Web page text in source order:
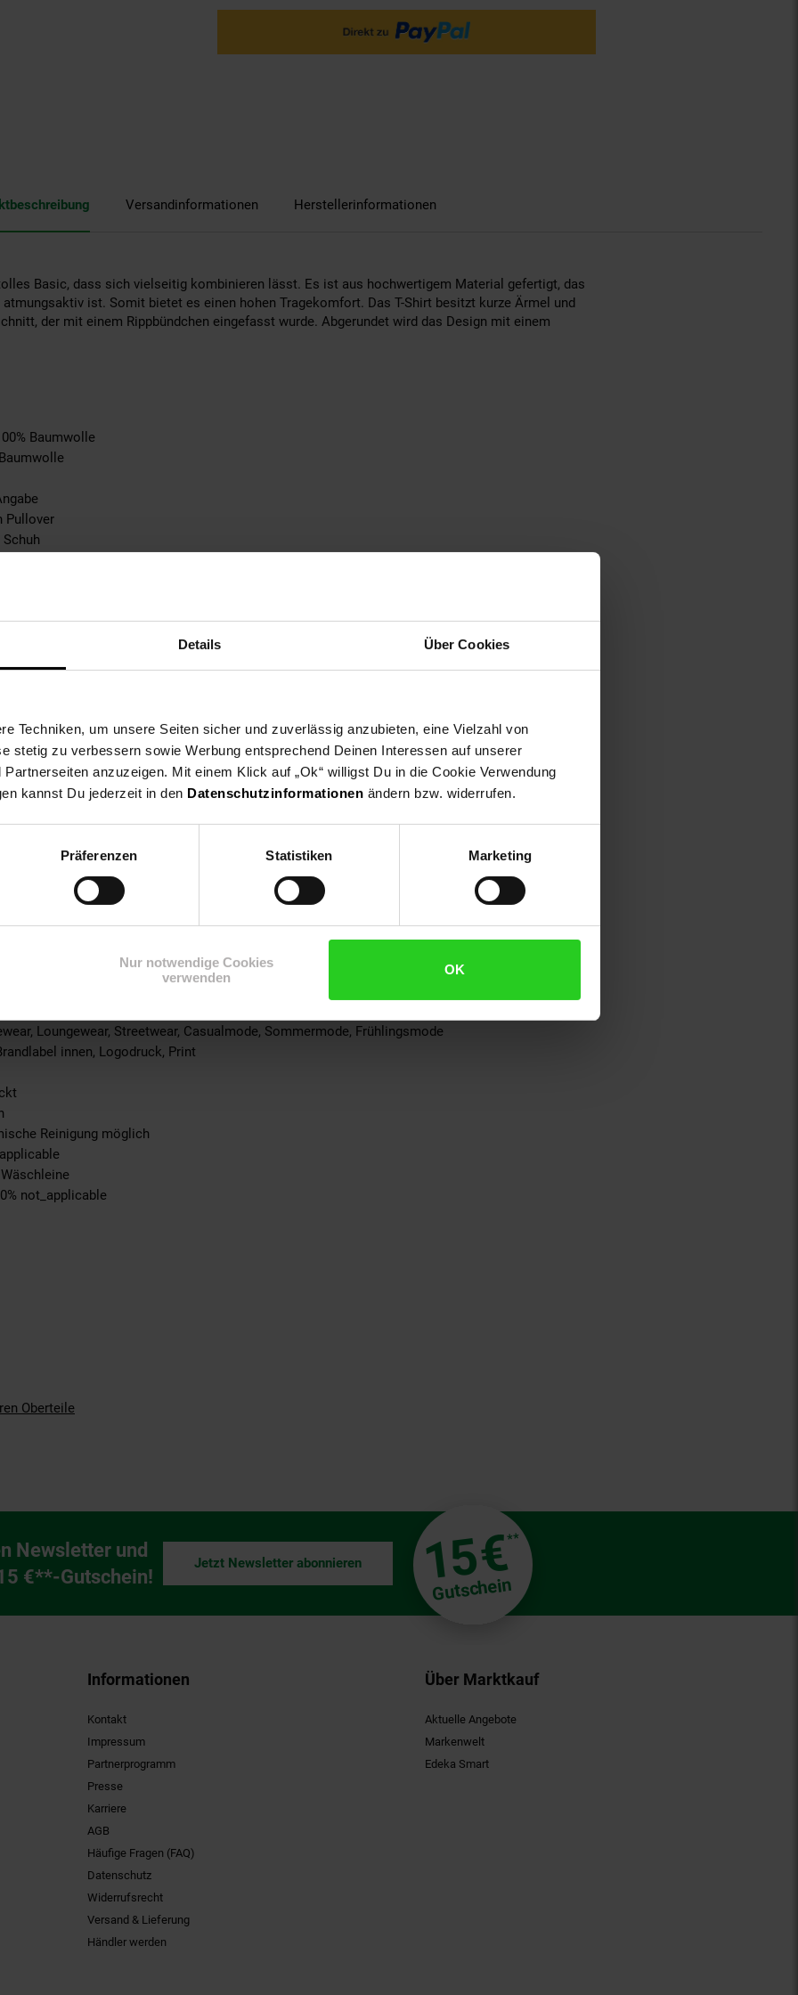
Details Über Cookies
Techniken, um unsere Seiten sicher und zuverlässig anzubieten, eine Vielzahl von
stetig zu verbessern sowie Werbung entsprechend Deinen Interessen auf unserer
anzuzeigen. Mit einem Klick auf „Ok“ willigst Du in die Cookie Verwendung
kannst Du jederzeit in den Datenschutzinformationen ändern bzw. widerrufen.
Präferenzen Statistiken Marketing
Nur notwendige Cookies
verwenden
OK
Versandinformationen Herstellerinformationen
Basic, dass sich vielseitig kombinieren lässt. Es ist aus hochwertigem Material gefertigt, das
ist. Somit bietet es einen hohen Tragekomfort. Das T-Shirt besitzt kurze Ärmel und
der mit einem Rippbündchen eingefasst wurde. Abgerundet wird das Design mit einem
Baumwolle
Pullover
keine Angabe
max. 150°C
not_applicable
100% not_applicable
not_applicable
not_applicable
not_applicable
100% not_applicable
100% not_applicable
100% not_applicable
100% not_applicable
100% not_applicable
Loungewear, Streetwear, Casualmode, Sommermode, Frühlingsmode
innen, Logodruck, Print
Reinigung möglich
not_applicable
Oberteile
Newsletter und
€**-Gutschein!
15€**
Gutschein
Jetzt Newsletter abonnieren
Informationen
Kontakt
Impressum
Partnerprogramm
Presse
Karriere
AGB
Häufige Fragen (FAQ)
Datenschutz
Widerrufsrecht
Versand & Lieferung
Händler werden
Über Marktkauf
Aktuelle Angebote
Markenwelt
Edeka Smart